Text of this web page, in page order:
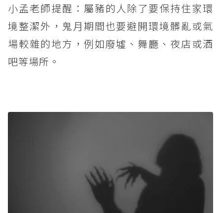
小孟老師提醒：屬豬的人除了要保持住家環
境整潔外，鬼月期間也要避開環境髒亂或氣
場較雜的地方，例如廢墟、舞廳、夜店或酒
吧等場所。